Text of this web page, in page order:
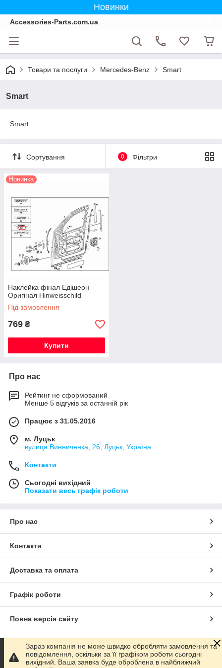
Новинки
Accessories-Parts.com.ua
Товари та послуги Mercedes-Benz Smart
Smart
Smart
Сортування 0 Фільтри
Новинка
Наклейка фінал Едішеон
Оригінал Hinweisschild
Під замовлення
769 ₴
Купити
Про нас
Рейтинг не сформований
Менше 5 відгуків за останній рік
Працює з 31.05.2016
м. Луцьк
вулиця Винниченка, 26, Луцьк, Україна
Контакти
Сьогодні вихідний
Показати весь графік роботи
Про нас
Контакти
Доставка та оплата
Графік роботи
Повна версія сайту
Сайт створено на маркетплейсі Prom.ua
Зараз компанія не може швидко обробляти замовлення та
повідомлення, оскільки за її графіком роботи сьогодні
вихідний. Ваша заявка буде оброблена в найближчий